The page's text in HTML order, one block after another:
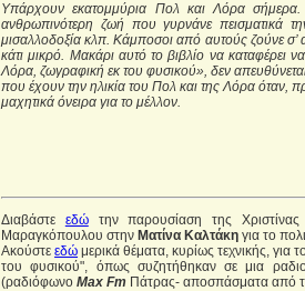
Υπάρχουν εκατομμύρια Πολ και Λόρα
ανθρωπινότερη ζωή που γυρνάνε πεισματικά
μισαλλοδοξία κλπ. Κάμποσοι από αυτούς ζούνε σ’
κάτι μικρό. Μακάρι αυτό το βιβλίο να καταφέρει
Λόρα, ζωγραφική εκ του φυσικού», δεν
που έχουν την ηλικία του Πολ και της Λόρα όταν,
μαχητικά όνειρα για το μέλλον.
Διαβάστε εδώτην παρουσίαση της
Μαραγκόπουλου στην Ματίνα Καλτάκη για το
Ακούστεεδώ μερικά θέματα, κυρίως τεχνικής,
του φυσικού", όπως συζητήθηκαν σε μια
(ραδιόφωνο Max Fm Πάτρας- αποσπάσματα από